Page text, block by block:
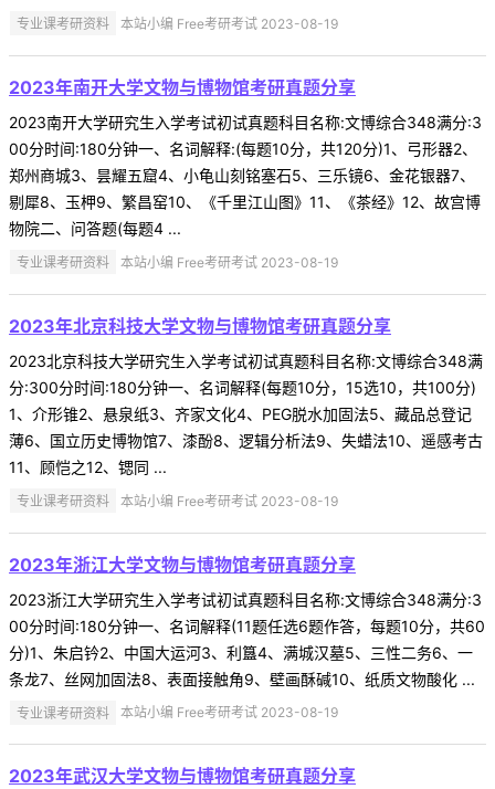
专业课考研资料 本站小编 Free考研考试 2023-08-19
2023年南开大学文物与博物馆考研真题分享
2023南开大学研究生入学考试初试真题科目名称:文博综合348满分:3
00分时间:180分钟一、名词解释:(每题10分，共120分)1、弓形器2、
郑州商城3、昙耀五窟4、小龟山刻铭塞石5、三乐镜6、金花银器7、
剔犀8、玉柙9、繁昌窑10、《千里江山图》11、《茶经》12、故宫博
物院二、问答题(每题4 ...
专业课考研资料 本站小编 Free考研考试 2023-08-19
2023年北京科技大学文物与博物馆考研真题分享
2023北京科技大学研究生入学考试初试真题科目名称:文博综合348满
分:300分时间:180分钟一、名词解释(每题10分，15选10，共100分)
1、介形锥2、悬泉纸3、齐家文化4、PEG脱水加固法5、藏品总登记
薄6、国立历史博物馆7、漆酚8、逻辑分析法9、失蜡法10、遥感考古
11、顾恺之12、锶同 ...
专业课考研资料 本站小编 Free考研考试 2023-08-19
2023年浙江大学文物与博物馆考研真题分享
2023浙江大学研究生入学考试初试真题科目名称:文博综合348满分:3
00分时间:180分钟一、名词解释(11题任选6题作答，每题10分，共60
分)1、朱启钤2、中国大运河3、利簋4、满城汉墓5、三性二务6、一
条龙7、丝网加固法8、表面接触角9、壁画酥碱10、纸质文物酸化 ...
专业课考研资料 本站小编 Free考研考试 2023-08-19
2023年武汉大学文物与博物馆考研真题分享